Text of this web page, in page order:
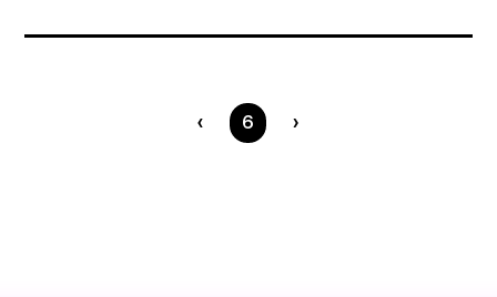
Ste na strane
6